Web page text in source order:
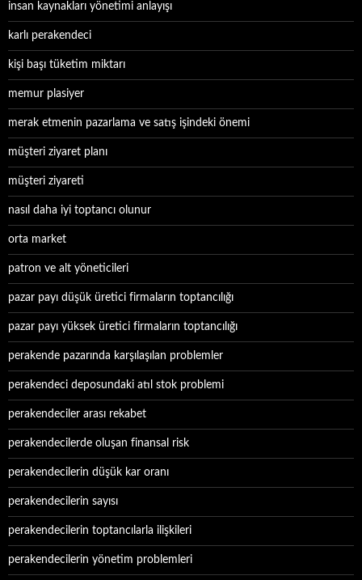
insan kaynakları yönetimi anlayışı
karlı perakendeci
kişi başı tüketim miktarı
memur plasiyer
merak etmenin pazarlama ve satış işindeki önemi
müşteri ziyaret planı
müşteri ziyareti
nasıl daha iyi toptancı olunur
orta market
patron ve alt yöneticileri
pazar payı düşük üretici firmaların toptancılığı
pazar payı yüksek üretici firmaların toptancılığı
perakende pazarında karşılaşılan problemler
perakendeci deposundaki atıl stok problemi
perakendeciler arası rekabet
perakendecilerde oluşan finansal risk
perakendecilerin düşük kar oranı
perakendecilerin sayısı
perakendecilerin toptancılarla ilişkileri
perakendecilerin yönetim problemleri